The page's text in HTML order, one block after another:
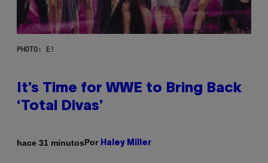
PHOTO: E!
It’s Time for WWE to Bring Back
‘Total Divas’
hace 31 minutosPor Haley Miller